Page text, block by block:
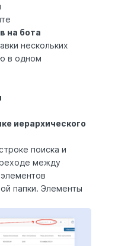
на бота
нескольких
в одном
иерархического
поиска и
между
папки. Элементы